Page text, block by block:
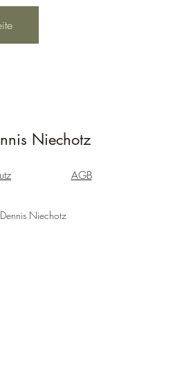
Niechotz
AGB
Niechotz